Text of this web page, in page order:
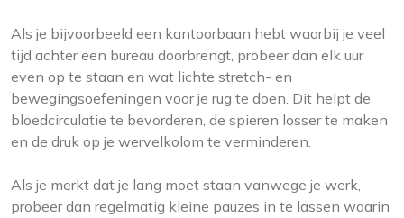
Als je bijvoorbeeld een kantoorbaan hebt waarbij je veel
tijd achter een bureau doorbrengt, probeer dan elk uur
even op te staan en wat lichte stretch- en
bewegingsoefeningen voor je rug te doen. Dit helpt de
bloedcirculatie te bevorderen, de spieren losser te maken
en de druk op je wervelkolom te verminderen.
Als je merkt dat je lang moet staan ​​vanwege je werk,
probeer dan regelmatig kleine pauzes in te lassen waarin